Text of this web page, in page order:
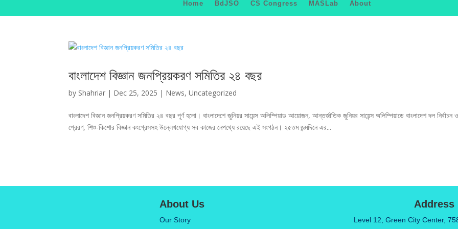
Home BdJSO CS Congress MASLab About
বাংলাদেশ বিজ্ঞান জনপ্রিয়করণ সমিতির ২৪ বছর
by Shahriar | Dec 25, 2025 | News,Uncategorized
বাংলাদেশ বিজ্ঞান জনপ্রিয়করণ সমিতির ২৪ বছর পূর্ণ হলো। বাংলাদেশে জুনিয়র সায়েন্স অলিম্পিয়াড আয়োজন, আন্তর্জাতিক জুনিয়র সায়েন্স অলিম্পিয়াডে বাংলাদেশ দল নির্বাচন
প্রেরণ, শিশু-কিশোর বিজ্ঞান কংগ্রেসসহ উল্লেখযোগ্য সব কাজের নেপথ্যে রয়েছে এই সংগঠন। ২৫তম জন্মদিনে এর...
About Us
Our Story
Address
Level 12, Green City Center,